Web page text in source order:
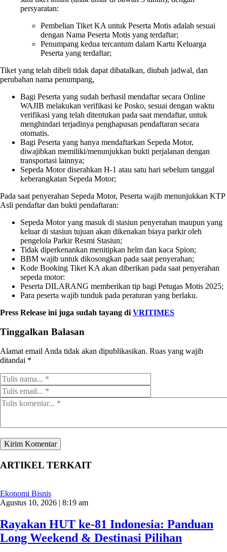
persyaratan:
Pembelian Tiket KA untuk Peserta Motis adalah sesuai
dengan Nama Peserta Motis yang terdaftar;
Penumpang kedua tercantum dalam Kartu Keluarga
Peserta yang terdaftar;
Tiket yang telah dibeli tidak dapat dibatalkan, diubah jadwal, dan
perubahan nama penumpang,
Bagi Peserta yang sudah berhasil mendaftar secara Online
WAJIB melakukan verifikasi ke Posko, sesuai dengan waktu
verifikasi yang telah ditentukan pada saat mendaftar, untuk
menghindari terjadinya penghapusan pendaftaran secara
otomatis.
Bagi Peserta yang hanya mendaftarkan Sepeda Motor,
diwajibkan memiliki/menunjukkan bukti perjalanan dengan
transportasi lainnya;
Sepeda Motor diserahkan H-1 atau satu hari sebelum tanggal
keberangkatan Sepeda Motor;
Pada saat penyerahan Sepeda Motor, Peserta wajib menunjukkan KTP
Asli pendaftar dan bukti pendaftaran:
Sepeda Motor yang masuk di stasiun penyerahan maupun yang
keluar di stasiun tujuan akan dikenakan biaya parkir oleh
pengelola Parkir Resmi Stasiun;
Tidak diperkenankan menitipkan helm dan kaca Spion;
BBM wajib untuk dikosongkan pada saat penyerahan;
Kode Booking Tiket KA akan diberikan pada saat penyerahan
sepeda motor:
Peserta DILARANG memberikan tip bagi Petugas Motis 2025;
Para peserta wajib tunduk pada peraturan yang berlaku.
Press Release ini juga sudah tayang di VRITIMES
Tinggalkan Balasan
Alamat email Anda tidak akan dipublikasikan. Ruas yang wajib
ditandai *
ARTIKEL TERKAIT
Ekonomi Bisnis
Agustus 10, 2026 | 8:19 am
Rayakan HUT ke-81 Indonesia: Panduan
Long Weekend & Destinasi Pilihan